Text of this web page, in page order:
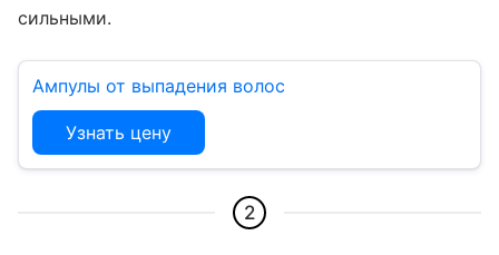
сильными.
Ампулы от выпадения волос
Узнать цену
2